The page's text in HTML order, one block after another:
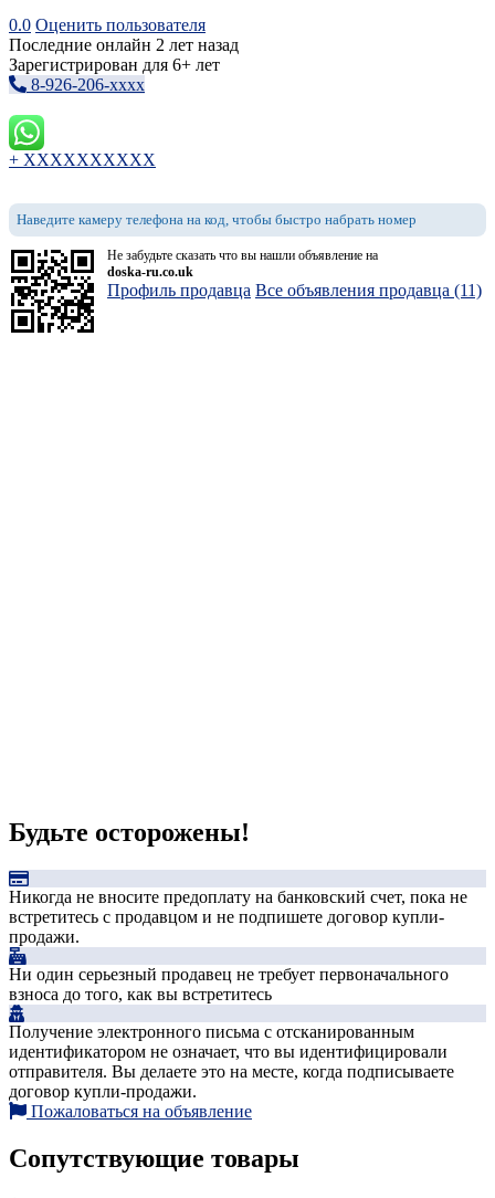
0.0 Оценить пользователя
Последние онлайн 2 лет назад
Зарегистрирован для 6+ лет
8-926-206-xxxx
+ XXXXXXXXXX
Наведите камеру телефона на код, чтобы быстро набрать номер
Не забудьте сказать что вы нашли объявление на
doska-ru.co.uk
Профиль продавца Все объявления продавца (11)
Будьте осторожены!
Никогда не вносите предоплату на банковский счет, пока не
встретитесь с продавцом и не подпишете договор купли-
продажи.
Ни один серьезный продавец не требует первоначального
взноса до того, как вы встретитесь
Получение электронного письма с отсканированным
идентификатором не означает, что вы идентифицировали
отправителя. Вы делаете это на месте, когда подписываете
договор купли-продажи.
Пожаловаться на объявление
Сопутствующие товары